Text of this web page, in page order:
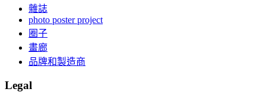
雜誌
photo poster project
圈子
畫廊
品牌和製造商
Legal